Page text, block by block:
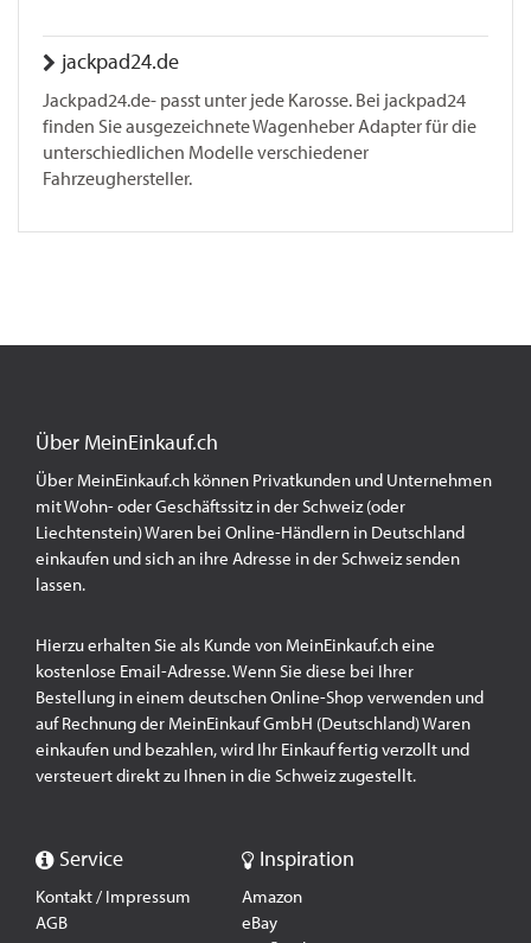
jackpad24.de
Jackpad24.de- passt unter jede Karosse. Bei jackpad24
finden Sie ausgezeichnete Wagenheber Adapter für die
unterschiedlichen Modelle verschiedener
Fahrzeughersteller.
Über MeinEinkauf.ch
Über MeinEinkauf.ch können Privatkunden und Unternehmen
mit Wohn- oder Geschäftssitz in der Schweiz (oder
Liechtenstein) Waren bei Online-Händlern in Deutschland
einkaufen und sich an ihre Adresse in der Schweiz senden
lassen.
Hierzu erhalten Sie als Kunde von MeinEinkauf.ch eine
kostenlose Email-Adresse. Wenn Sie diese bei Ihrer
Bestellung in einem deutschen Online-Shop verwenden und
auf Rechnung der MeinEinkauf GmbH (Deutschland) Waren
einkaufen und bezahlen, wird Ihr Einkauf fertig verzollt und
versteuert direkt zu Ihnen in die Schweiz zugestellt.
Service
Kontakt / Impressum
AGB
Inspiration
Amazon
eBay